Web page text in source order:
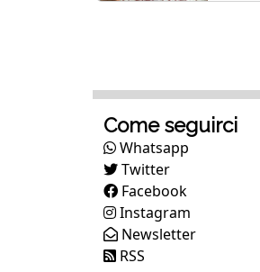
Come seguirci
Whatsapp
Twitter
Facebook
Instagram
Newsletter
RSS